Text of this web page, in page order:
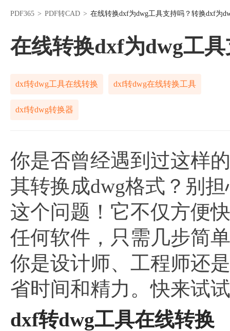
PDF365 > PDF转CAD > 在线转换dxf为dwg工具支持吗？转换dxf为
在线转换dxf为dwg工
dxf转dwg工具在线转换 dxf转dwg在线转换工具
dxf转dwg转换器
你是否曾经遇到过这样
其转换成dwg格式？别
这个问题！它不仅方便
任何软件，只需几步简
你是设计师、工程师还
省时间和精力。快来试
dxf转dwg工具在线转换